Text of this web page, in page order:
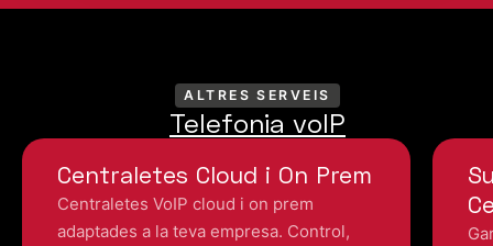
ALTRES SERVEIS
Telefonia voIP
Centraletes Cloud i On Prem
Centraletes VoIP cloud i on prem
adaptades a la teva empresa. Control,